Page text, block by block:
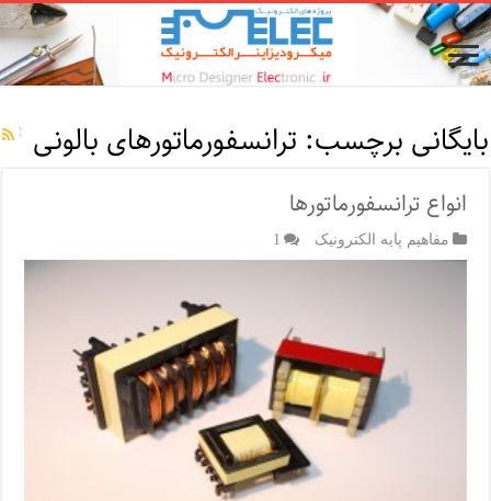
بایگانی برچسب: ترانسفورماتورهای بالونی
انواع ترانسفورماتورها
مفاهیم پایه الکترونیک 1